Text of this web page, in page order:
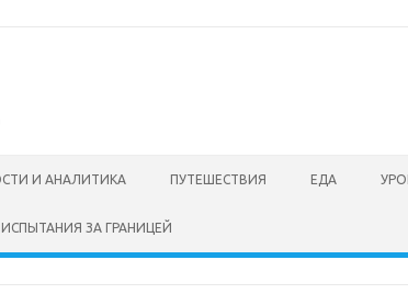
И АНАЛИТИКА ПУТЕШЕСТВИЯ ЕДА
ЗА ГРАНИЦЕЙ